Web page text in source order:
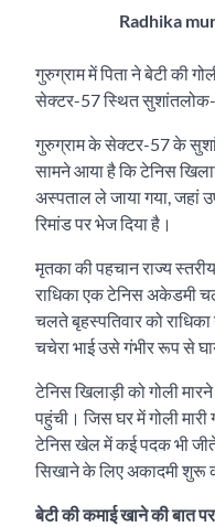
Radhika
गुरुग्राम में पिता ने बेटी की
सेक्टर-57 स्थित सुशांतलोक-2
गुरुग्राम के सेक्टर-57 के
सामने आया है कि टेनिस
अस्पताल ले जाया गया, जहां
रिमांड पर भेज दिया है।
मृतका की पहचान राज्य
राधिका एक टेनिस अकेडमी
चलते बृहस्पतिवार को
चचेरा भाई उसे गंभीर रूप से
टेनिस खिलाड़ी को गोली
पहुंची। जिस घर में गोली
टेनिस खेल में कई पदक भी जीते
सिखाने के लिए अकादमी शुरू
बेटी की कमाई खाने की बात